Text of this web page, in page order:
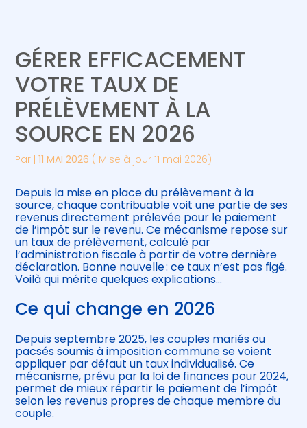
Gérer votre quotidien
Piloter votre entreprise
Développer votre entreprise
Être prêt pour la facturation
électronique
Suivre votre comptabilité
Gérer vos ressources humaines
GÉRER EFFICACEMENT
VOTRE TAUX DE
PRÉLÈVEMENT À LA
SOURCE EN 2026
Par |11 MAI 2026 ( Mise à jour 11 mai 2026)
Depuis la mise en place du prélèvement à la
source, chaque contribuable voit une partie de ses
revenus directement prélevée pour le paiement
de l’impôt sur le revenu. Ce mécanisme repose sur
un taux de prélèvement, calculé par
l’administration fiscale à partir de votre dernière
déclaration. Bonne nouvelle : ce taux n’est pas figé.
Voilà qui mérite quelques explications…
Ce qui change en 2026
Depuis septembre 2025, les couples mariés ou
pacsés soumis à imposition commune se voient
appliquer par défaut un taux individualisé. Ce
mécanisme, prévu par la loi de finances pour 2024,
permet de mieux répartir le paiement de l’impôt
selon les revenus propres de chaque membre du
couple.